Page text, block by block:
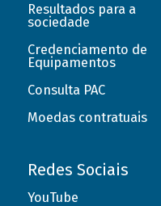
Resultados para a
sociedade
Credenciamento de
Equipamentos
Consulta PAC
Moedas contratuais
Redes Sociais
YouTube